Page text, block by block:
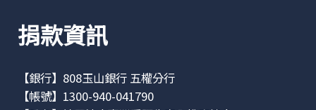
捐款資訊
【銀行】808玉山銀行 五權分行
【帳號】1300-940-041790